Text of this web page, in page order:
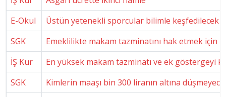
E-Okul
Üstün yetenekli sporcular bilimle keşfedilecek
SGK
Emeklilikte makam tazminatını hak etmek için
İŞ Kur
En yüksek makam tazminatı ve ek göstergeyi
SGK
Kimlerin maaşı bin 300 liranın altına